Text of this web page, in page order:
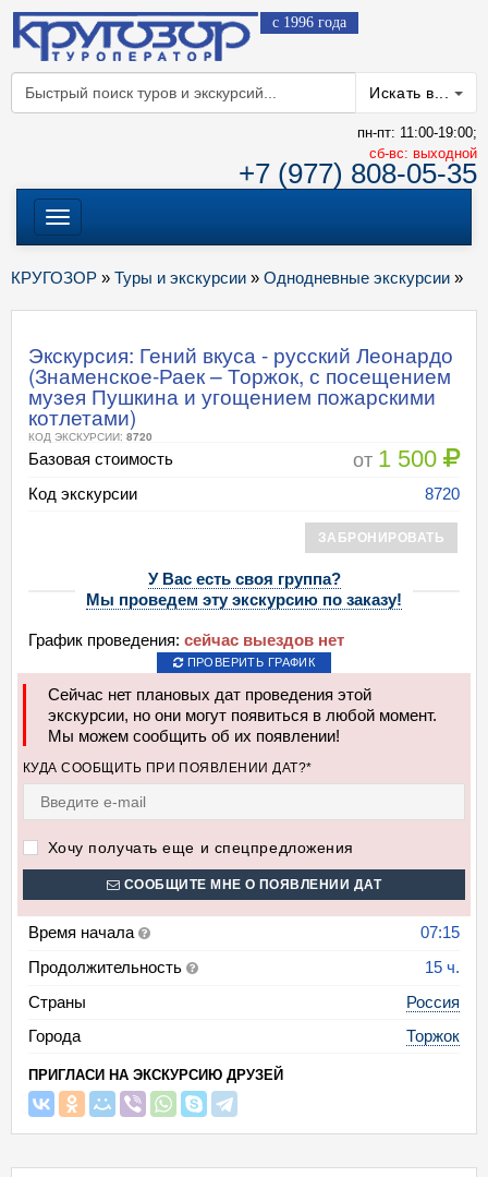
с 1996 года
Искать в...
пн-пт: 11:00-19:00;
cб-вс: выходной
+7 (977) 808-05-35
Меню
КРУГОЗОР » Туры и экскурсии » Однодневные экскурсии »
Экскурсия: Гений вкуса - русский Леонардо
(Знаменское-Раек – Торжок, с посещением
музея Пушкина и угощением пожарскими
котлетами)
КОД ЭКСКУРСИИ: 8720
Базовая стоимость от 1 500
Код экскурсии 8720
ЗАБРОНИРОВАТЬ
У Вас есть своя группа?
Мы проведем эту экскурсию по заказу!
График проведения: сейчас выездов нет
ПРОВЕРИТЬ ГРАФИК
Сейчас нет плановых дат проведения этой
экскурсии, но они могут появиться в любой момент.
Мы можем сообщить об их появлении!
КУДА СООБЩИТЬ ПРИ ПОЯВЛЕНИИ ДАТ?*
Хочу получать еще и спецпредложения
СООБЩИТЕ МНЕ О ПОЯВЛЕНИИ ДАТ
Время начала
07:15
Продолжительность
15 ч.
Страны
Россия
Города
Торжок
ПРИГЛАСИ НА ЭКСКУРСИЮ ДРУЗЕЙ